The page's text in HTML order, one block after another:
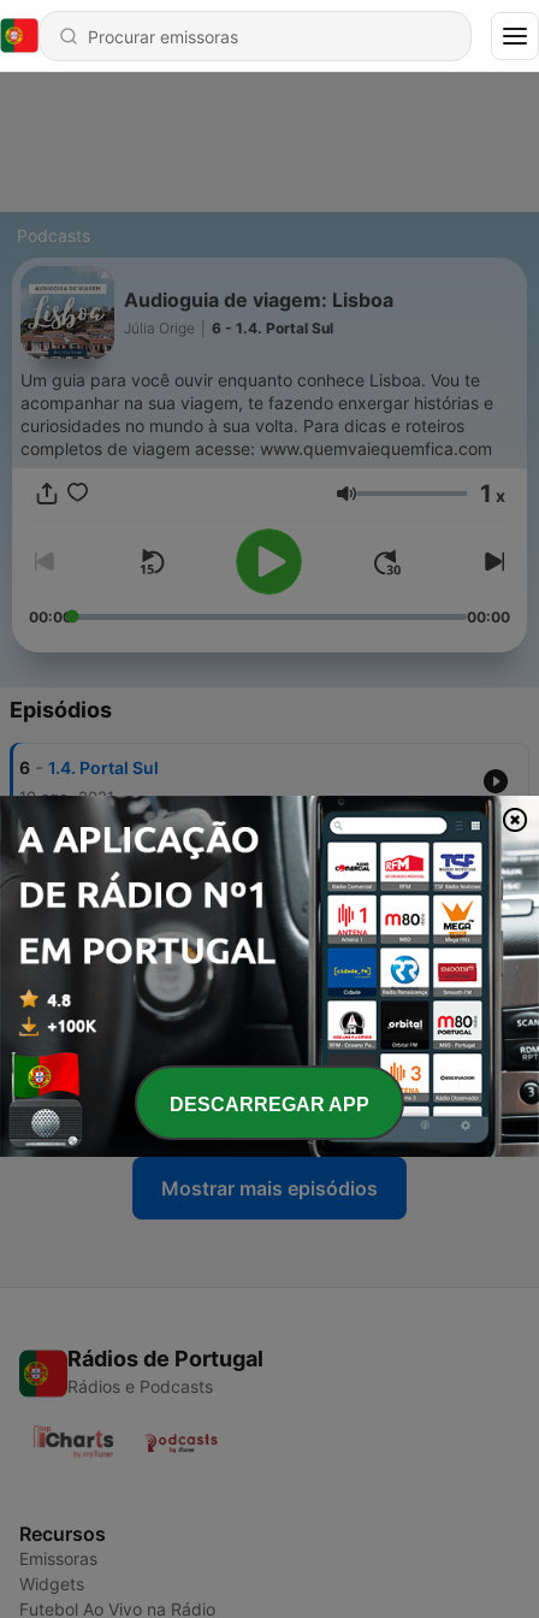
Podcasts
Audioguia de viagem: Lisboa
Júlia Orige 6 - 1.4. Portal Sul
Um guia para você ouvir enquanto conhece Lisboa. Vou te
acompanhar na sua viagem, te fazendo enxergar histórias e
curiosidades no mundo à sua volta. Para dicas e roteiros
completos de viagem acesse: www.quemvaiequemfica.com
Volume 1 x
00:00 00:00
Episódios
6 - 1.4. Portal Sul
19 ago. 2021
5 - 1.3. Igreja de Santa Maria de Belém
12 ago. 2021
1.2. Claustro e Coro Alto
12 ago. 2021
3 - 1.1. Claustro
11 ago. 2021
2 - 1. Mosteiro dos Jerónimos (antes de entrar)
11 ago. 2021
Mostrar mais episódios
Rádios de Portugal
Rádios e Podcasts
Recursos
Emissoras
Widgets
Futebol Ao Vivo na Rádio
DESCARREGAR APP